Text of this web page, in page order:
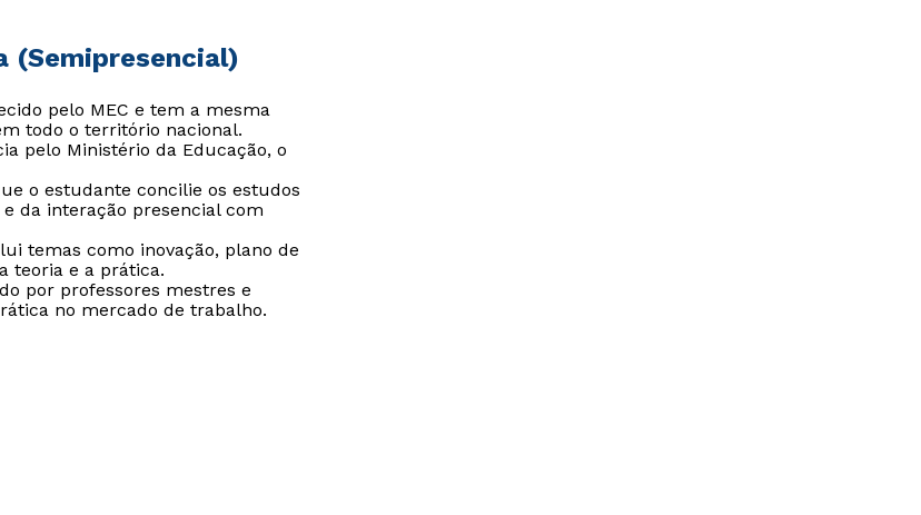
(Semipresencial)
pelo MEC e tem a mesma
todo o território nacional.
pelo Ministério da Educação, o
o estudante concilie os estudos
da interação presencial com
temas como inovação, plano de
teoria e a prática.
por professores mestres e
no mercado de trabalho.